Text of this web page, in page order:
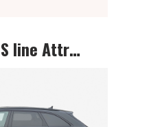
A4 Avant 40 TDI S line Attraction